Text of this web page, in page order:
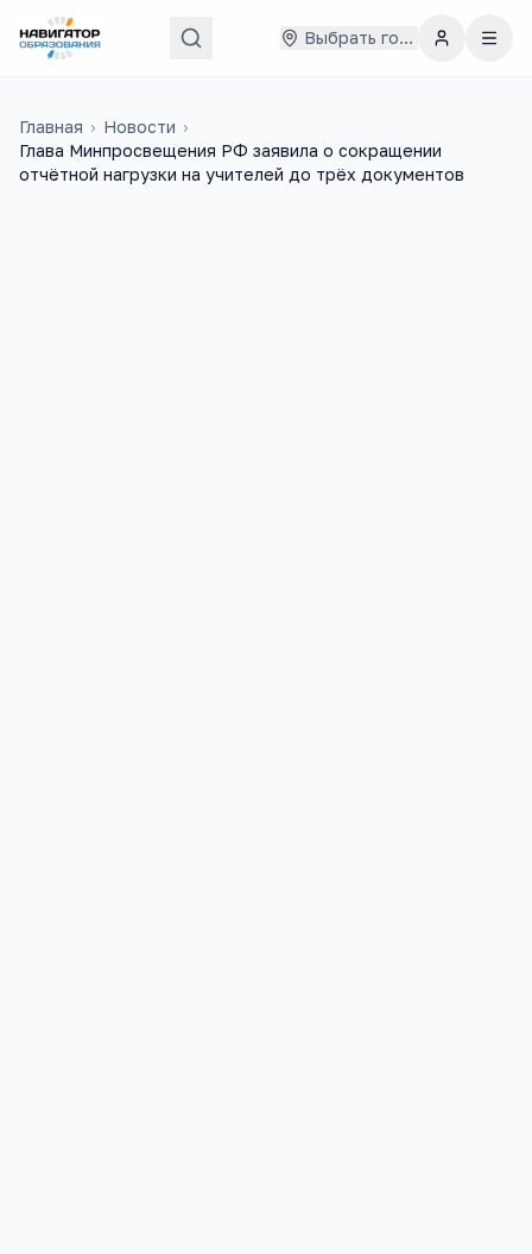
Выбрать город
Главная › Новости ›
Глава Минпросвещения РФ заявила о сокращении
отчётной нагрузки на учителей до трёх документов